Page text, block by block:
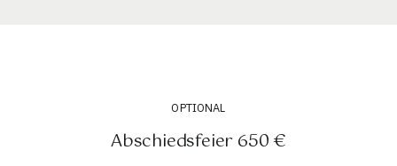
OPTIONAL
Abschiedsfeier 650 €